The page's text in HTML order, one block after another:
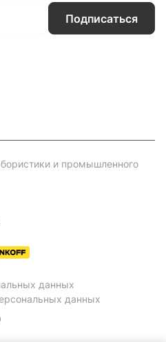
Подписаться
и промышленного
данных
данных